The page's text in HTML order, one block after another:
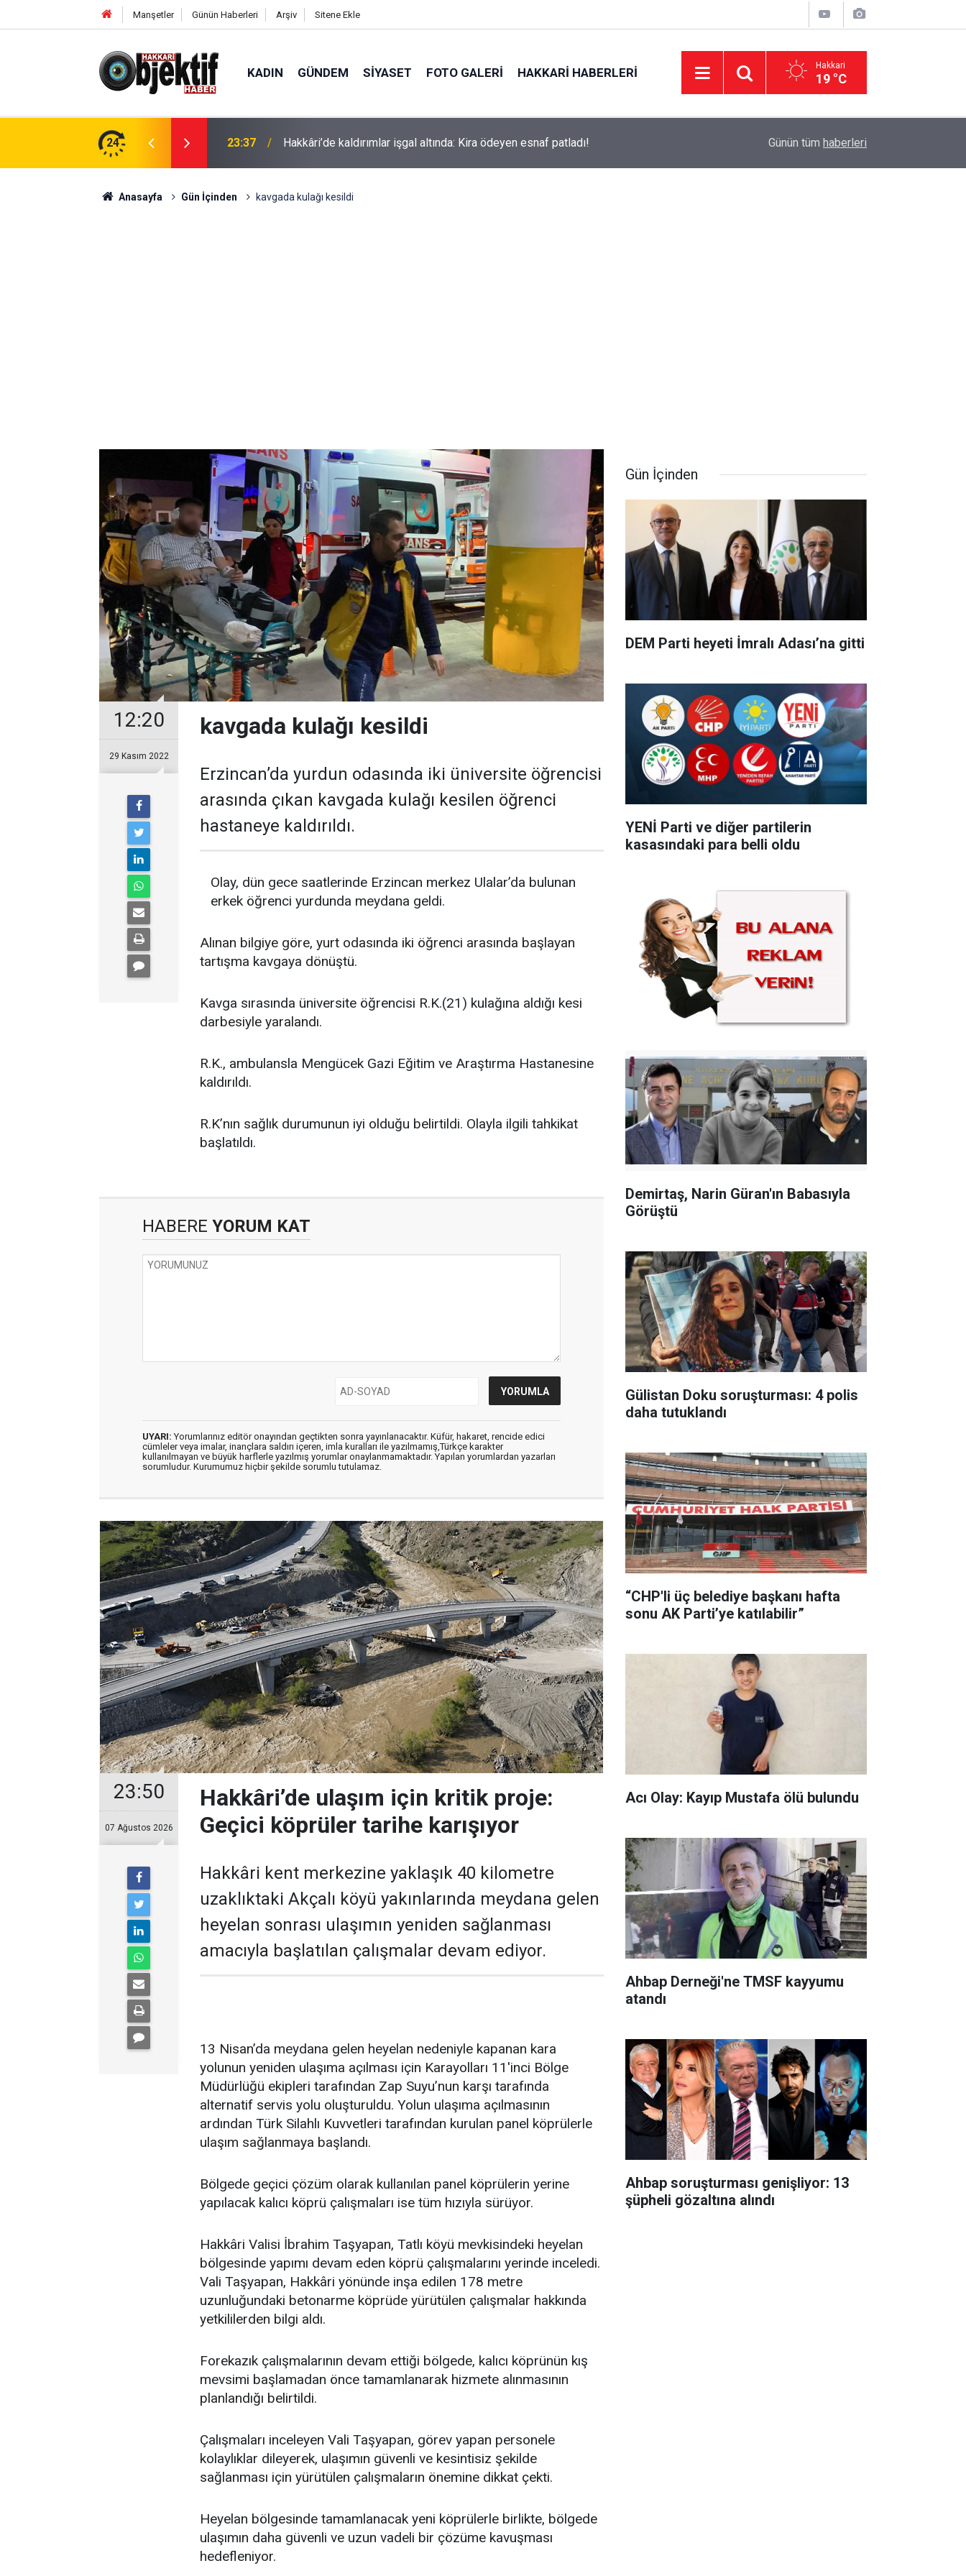
Manşetler Günün Haberleri Arşiv Sitene Ekle
KADIN GÜNDEM SIYASET FOTO GALERI HAKKARI HABERLERI Hakkari
19 °C
24
köprüler tarihe karışıyor 23:37 Hakkâri’de kaldırımlar işgal altında: Kira ödeyen esnaf patladı! Van'da silahlı kavga: 1'i ağır 6 kişi yaralandı
Günün tüm haberleri
Anasayfa Gün İçinden kavgada kulağı kesildi
12:20
29 Kasım 2022
kavgada kulağı kesildi
Erzincan’da yurdun odasında iki üniversite öğrencisi
arasında çıkan kavgada kulağı kesilen öğrenci
hastaneye kaldırıldı.
Olay, dün gece saatlerinde Erzincan merkez Ulalar’da bulunan
erkek öğrenci yurdunda meydana geldi.
Alınan bilgiye göre, yurt odasında iki öğrenci arasında başlayan
tartışma kavgaya dönüştü.
Kavga sırasında üniversite öğrencisi R.K.(21) kulağına aldığı kesi
darbesiyle yaralandı.
R.K., ambulansla Mengücek Gazi Eğitim ve Araştırma Hastanesine
kaldırıldı.
R.K’nın sağlık durumunun iyi olduğu belirtildi. Olayla ilgili tahkikat
başlatıldı.
HABERE YORUM KAT
UYARI: Yorumlarınız editör onayından geçtikten sonra yayınlanacaktır. Küfür, hakaret, rencide edici
cümleler veya imalar, inançlara saldırı içeren, imla kuralları ile yazılmamış,Türkçe karakter
kullanılmayan ve büyük harflerle yazılmış yorumlar onaylanmamaktadır. Yapılan yorumlardan yazarları
sorumludur. Kurumumuz hiçbir şekilde sorumlu tutulamaz.
23:50
07 Ağustos 2026
Hakkâri’de ulaşım için kritik proje:
Geçici köprüler tarihe karışıyor
Hakkâri kent merkezine yaklaşık 40 kilometre
uzaklıktaki Akçalı köyü yakınlarında meydana gelen
heyelan sonrası ulaşımın yeniden sağlanması
amacıyla başlatılan çalışmalar devam ediyor.
13 Nisan’da meydana gelen heyelan nedeniyle kapanan kara
yolunun yeniden ulaşıma açılması için Karayolları 11'inci Bölge
Müdürlüğü ekipleri tarafından Zap Suyu’nun karşı tarafında
alternatif servis yolu oluşturuldu. Yolun ulaşıma açılmasının
ardından Türk Silahlı Kuvvetleri tarafından kurulan panel köprülerle
ulaşım sağlanmaya başlandı.
Bölgede geçici çözüm olarak kullanılan panel köprülerin yerine
yapılacak kalıcı köprü çalışmaları ise tüm hızıyla sürüyor.
Hakkâri Valisi İbrahim Taşyapan, Tatlı köyü mevkisindeki heyelan
bölgesinde yapımı devam eden köprü çalışmalarını yerinde inceledi.
Vali Taşyapan, Hakkâri yönünde inşa edilen 178 metre
uzunluğundaki betonarme köprüde yürütülen çalışmalar hakkında
yetkililerden bilgi aldı.
Forekazık çalışmalarının devam ettiği bölgede, kalıcı köprünün kış
mevsimi başlamadan önce tamamlanarak hizmete alınmasının
planlandığı belirtildi.
Çalışmaları inceleyen Vali Taşyapan, görev yapan personele
kolaylıklar dileyerek, ulaşımın güvenli ve kesintisiz şekilde
sağlanması için yürütülen çalışmaların önemine dikkat çekti.
Heyelan bölgesinde tamamlanacak yeni köprülerle birlikte, bölgede
ulaşımın daha güvenli ve uzun vadeli bir çözüme kavuşması
hedefleniyor.
Gün İçinden
DEM Parti heyeti İmralı Adası’na gitti
YENİ Parti ve diğer partilerin
kasasındaki para belli oldu
Demirtaş, Narin Güran'ın Babasıyla
Görüştü
Gülistan Doku soruşturması: 4 polis
daha tutuklandı
“CHP'li üç belediye başkanı hafta
sonu AK Parti’ye katılabilir”
Acı Olay: Kayıp Mustafa ölü bulundu
Ahbap Derneği'ne TMSF kayyumu
atandı
Ahbap soruşturması genişliyor: 13
şüpheli gözaltına alındı